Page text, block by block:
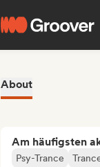
About
Am häufigsten
Psy-Trance